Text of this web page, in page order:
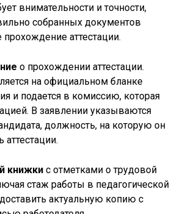
внимательности и точности,
собранных документов
аттестации.
о прохождении аттестации.
на официальном бланке
и подается в комиссию, которая
В заявлении указываются
должность, на которую он
аттестации.
книжки с отметками о трудовой
стаж работы в педагогической
актуальную копию с